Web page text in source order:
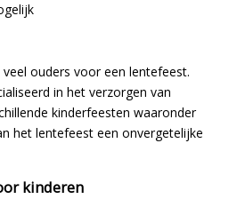
ouders voor een lentefeest.
in het verzorgen van
kinderfeesten waaronder
het lentefeest een onvergetelijke
kinderen